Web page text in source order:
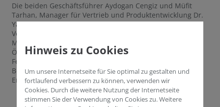
Die beiden Geschäftsführer Aydogan Cengiz und Müfit
Tarhan, Manager für Vertrieb und Produktentwicklung Dr.
Yasser Dergham sowie Prof. Metin Turan und die
Vertriebsleiter Volker Gerdelmann, Alexander Rube und
Mihalil Brinza beraten Sie dieses Jahr zur Umstellung auf
Ökolandbau, zur Nutzung unserer Produkte für
Feldgemüse und natürlich zu all Ihren Fragen rund um
Bodengesundheit, Humusaufbau, Biostimulanzien und
Ertragsmaximierung.
Hinweis zu Cookies
Um unsere Internetseite für Sie optimal zu gestalten und
fortlaufend verbessern zu können, verwenden wir
Cookies. Durch die weitere Nutzung der Internetseite
stimmen Sie der Verwendung von Cookies zu. Weitere